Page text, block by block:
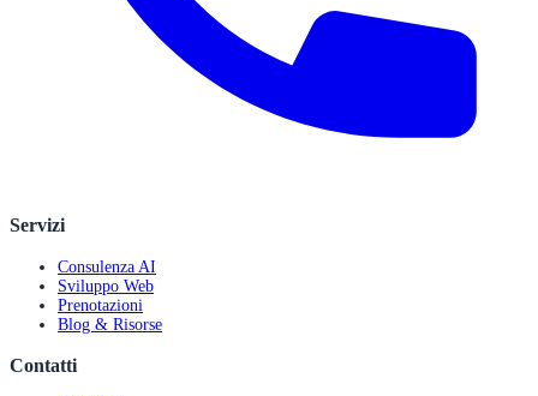
Servizi
Consulenza AI
Sviluppo Web
Prenotazioni
Blog & Risorse
Contatti